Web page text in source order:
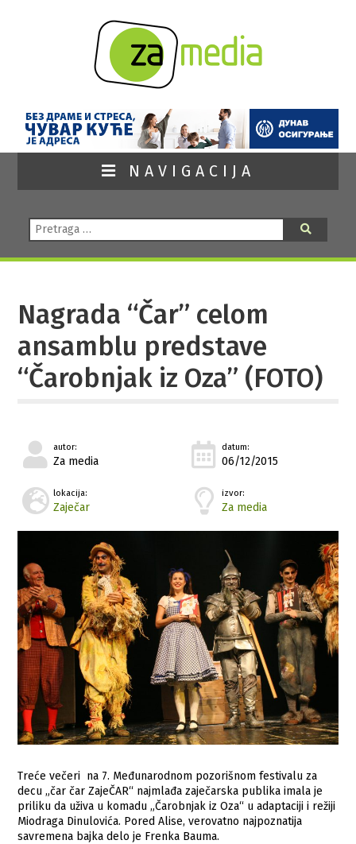
NAVIGACIJA
Pretraga:
Nagrada “Čar” celom
ansamblu predstave
“Čarobnjak iz Oza” (FOTO)
autor:
Za media
datum:
06/12/2015
lokacija:
Zaječar
izvor:
Za media
Treće večeri na 7. Međunarodnom pozorišnom festivalu za
decu „čar čar ZajeČAR“ najmlađa zaječarska publika imala je
priliku da uživa u komadu „Čarobnjak iz Oza“ u adaptaciji i režiji
Miodraga Dinulovića. Pored Alise, verovatno najpoznatija
savremena bajka delo je Frenka Bauma.